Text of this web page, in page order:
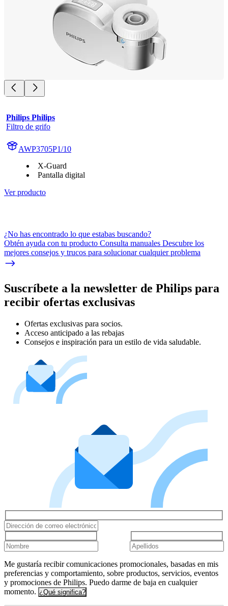
Philips Philips
Filtro de grifo
AWP3705P1/10
X-Guard
Pantalla digital
Ver producto
¿No has encontrado lo que estabas buscando?
Obtén ayuda con tu producto Consulta manuales Descubre los
mejores consejos y trucos para solucionar cualquier problema
Suscríbete a la newsletter de Philips para
recibir ofertas exclusivas
Ofertas exclusivas para socios.
Acceso anticipado a las rebajas
Consejos e inspiración para un estilo de vida saludable.
Me gustaría recibir comunicaciones promocionales, basadas en mis
preferencias y comportamiento, sobre productos, servicios, eventos
y promociones de Philips. Puedo darme de baja en cualquier
momento. ¿Qué significa?